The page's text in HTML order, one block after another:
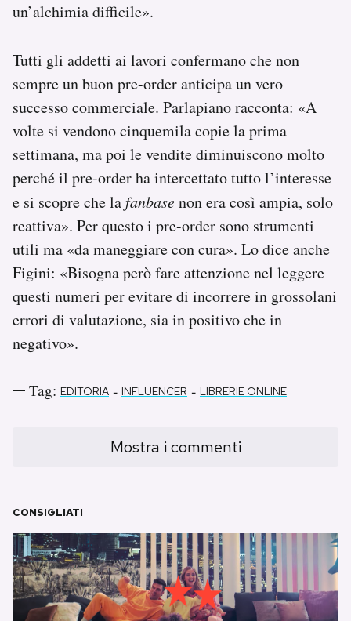
un’alchimia difficile».
Tutti gli addetti ai lavori confermano che non
sempre un buon pre-order anticipa un vero
successo commerciale. Parlapiano racconta: «A
volte si vendono cinquemila copie la prima
settimana, ma poi le vendite diminuiscono molto
perché il pre-order ha intercettato tutto l’interesse
e si scopre che lafanbasenon era così ampia, solo
reattiva». Per questo i pre-order sono strumenti
utili ma «da maneggiare con cura». Lo dice anche
Figini: «Bisogna però fare attenzione nel leggere
questi numeri per evitare di incorrere in grossolani
errori di valutazione, sia in positivo che in
negativo».
Tag: EDITORIA - INFLUENCER - LIBRERIE ONLINE
Mostra i commenti
CONSIGLIATI